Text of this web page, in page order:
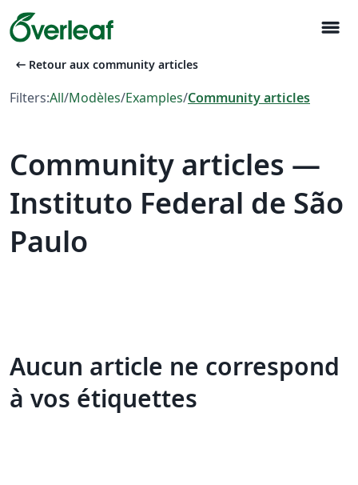
menu
arrow_left_alt Retour aux community articles
Filters:All/Modèles/Examples/Community articles
Community articles —
Instituto Federal de São
Paulo
Aucun article ne correspond
à vos étiquettes